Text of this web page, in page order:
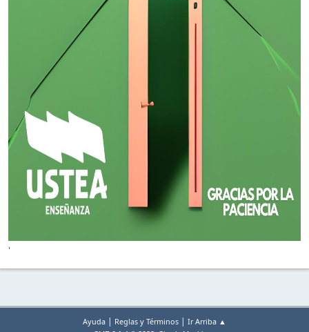
'
Ayuda | Reglas y Términos | Ir Arriba ▲